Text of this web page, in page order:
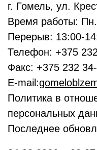
г. Гомель, ул.
Время работы:
Перерыв: 13:00-
Телефон: +375
Факс: +375 232
E-mail:
Политика в
персональных
Последнее